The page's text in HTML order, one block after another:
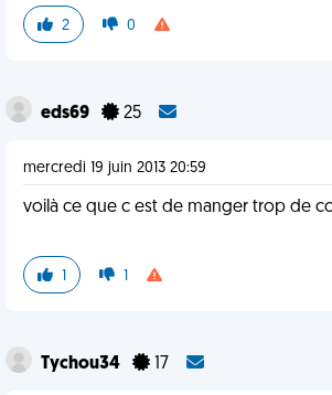
2 0
eds69 25
mercredi 19 juin 2013 20:59
voilà ce que c est de manger trop de
1 1
Tychou34 17